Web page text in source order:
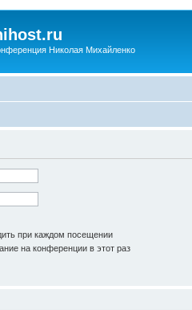
Николая Михайленко
при каждом посещении
на конференции в этот раз